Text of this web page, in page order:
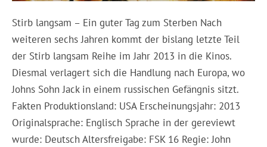
Stirb langsam – Ein guter Tag zum Sterben Nach
weiteren sechs Jahren kommt der bislang letzte Teil
der Stirb langsam Reihe im Jahr 2013 in die Kinos.
Diesmal verlagert sich die Handlung nach Europa, wo
Johns Sohn Jack in einem russischen Gefängnis sitzt.
Fakten Produktionsland: USA Erscheinungsjahr: 2013
Originalsprache: Englisch Sprache in der gereviewt
wurde: Deutsch Altersfreigabe: FSK 16 Regie: John